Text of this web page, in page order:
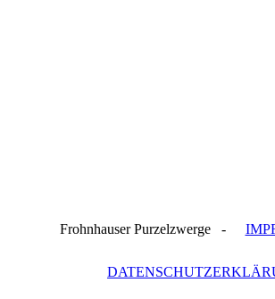
Frohnhauser Purzelzwerge -